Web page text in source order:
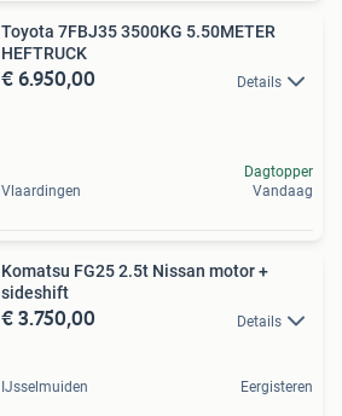
Toyota 7FBJ35 3500KG 5.50METER
HEFTRUCK
€ 6.950,00 Details
Vlaardingen
Dagtopper
Vandaag
Komatsu FG25 2.5t Nissan motor +
sideshift
€ 3.750,00 Details
IJsselmuiden Eergisteren